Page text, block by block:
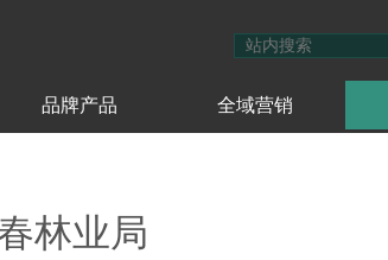
品牌产品 全域营销
林业局